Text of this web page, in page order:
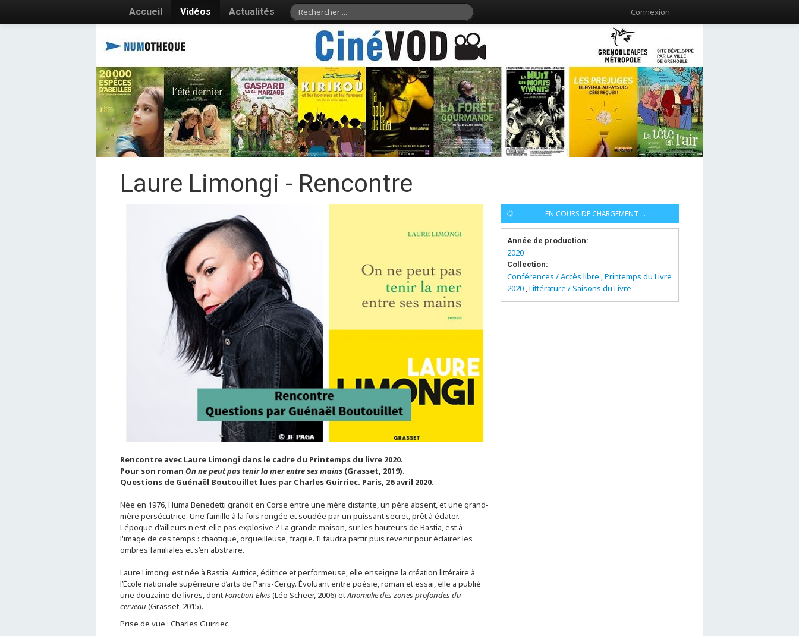
Accueil Vidéos Actualités Connexion
Laure Limongi - Rencontre
Rencontre avec Laure Limongi dans le cadre du Printemps du livre 2020.
Pour son roman On ne peut pas tenir la mer entre ses mains (Grasset, 2019).
Questions de Guénaël Boutouillet lues par Charles Guirriec. Paris, 26 avril 2020.
Née en 1976, Huma Benedetti grandit en Corse entre une mère distante, un père absent, et une grand-
mère persécutrice. Une famille à la fois rongée et soudée par un puissant secret, prêt à éclater.
L'époque d'ailleurs n'est-elle pas explosive ? La grande maison, sur les hauteurs de Bastia, est à
l'image de ces temps : chaotique, orgueilleuse, fragile. Il faudra partir puis revenir pour éclairer les
ombres familiales et s’en abstraire.
Laure Limongi est née à Bastia. Autrice, éditrice et performeuse, elle enseigne la création littéraire à
l’École nationale supérieure d’arts de Paris-Cergy. Évoluant entre poésie, roman et essai, elle a publié
une douzaine de livres, dontFonction Elvis(Léo Scheer, 2006) etAnomalie des zones profondes du
cerveau (Grasset, 2015).
Prise de vue : Charles Guirriec.
EN COURS DE CHARGEMENT ...
Année de production:
2020
Collection:
Conférences / Accès libre ,Printemps du Livre
2020 ,Littérature / Saisons du Livre